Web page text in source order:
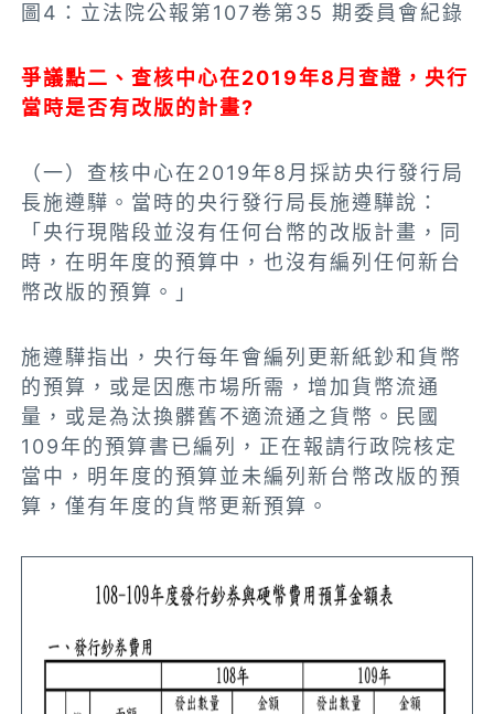
圖4：立法院公報第107卷第35 期委員會紀錄
爭議點二、查核中心在2019年8月查證，央行
當時是否有改版的計畫?
（一）查核中心在2019年8月採訪央行發行局
長施遵驊。當時的央行發行局長施遵驊說：
「央行現階段並沒有任何台幣的改版計畫，同
時，在明年度的預算中，也沒有編列任何新台
幣改版的預算。」
施遵驊指出，央行每年會編列更新紙鈔和貨幣
的預算，或是因應市場所需，增加貨幣流通
量，或是為汰換髒舊不適流通之貨幣。民國
109年的預算書已編列，正在報請行政院核定
當中，明年度的預算並未編列新台幣改版的預
算，僅有年度的貨幣更新預算。